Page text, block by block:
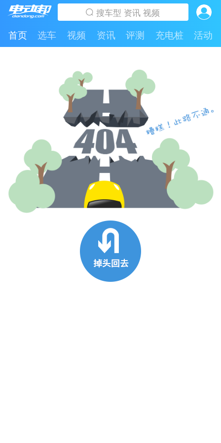
首页 选车 视频 资讯 评测 充电桩 活动